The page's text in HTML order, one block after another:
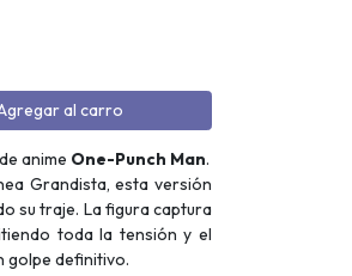
al carro
anime One-Punch Man.
Grandista, esta versión
su traje. La figura captura
toda la tensión y el
golpe definitivo.